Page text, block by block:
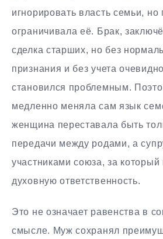
игнорировать власть семьи, но
ограничивала её. Брак,
сделка старших, но без
признания и без учета
становился проблемным.
медленно меняла сам язык
женщина переставала быть
передачи между родами, а
участниками союза, за который
духовную ответственность.
Это не означает равенства в
смысле. Муж сохранял